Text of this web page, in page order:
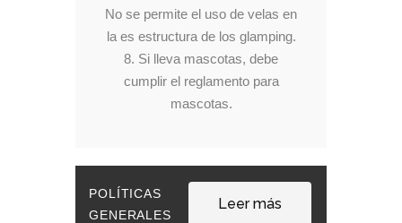
No se permite el uso de velas en
la es estructura de los glamping.
8. Si lleva mascotas, debe
cumplir el reglamento para
mascotas.
POLÍTICAS
GENERALES
Leer más